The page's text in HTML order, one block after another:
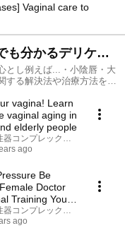
Vaginal care to
も分かるデリケー
症例・治療法のハ
とし例えば...・小陰唇・大
る解決法や治療方法を解
レクション
vagina! Learn
vaginal aging in
elderly people
コンプレックス相談室
ago
Be
Doctor
Training You
...
コンプレックス相談室
ago